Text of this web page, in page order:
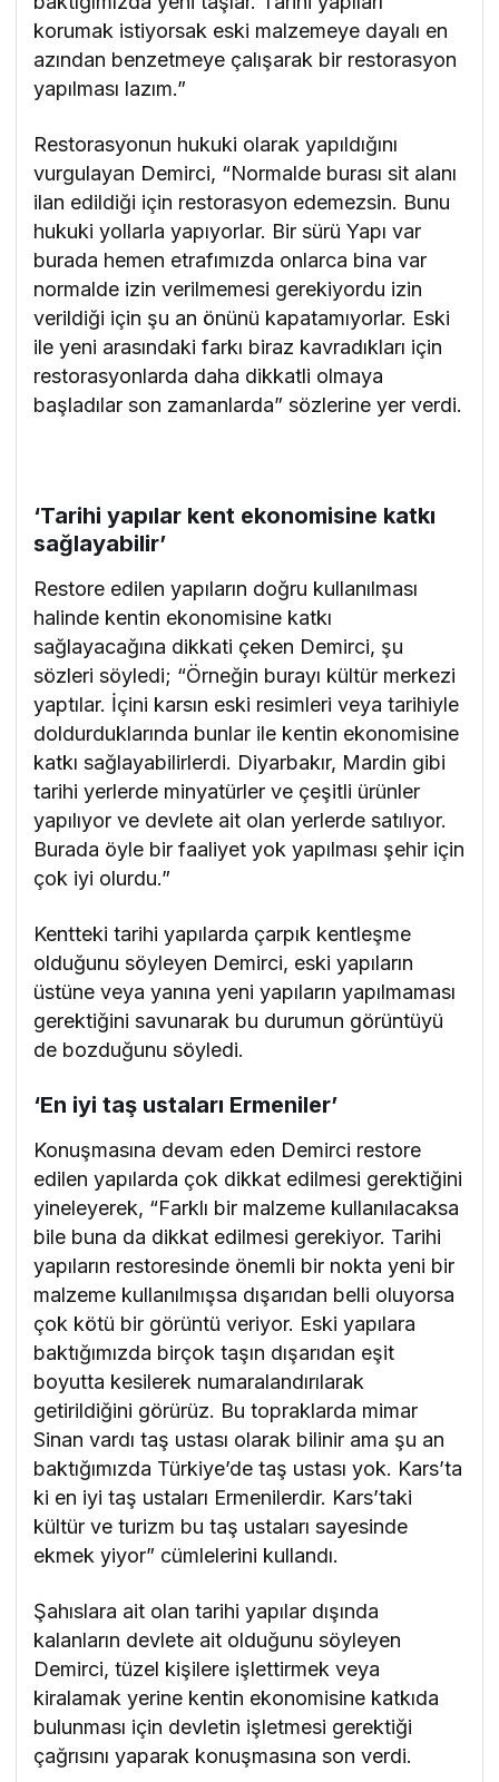
korumak istiyorsak eski malzemeye dayalı en
azından benzetmeye çalışarak bir restorasyon
yapılması lazım.”
Restorasyonun hukuki olarak yapıldığını
vurgulayan Demirci, “Normalde burası sit alanı
ilan edildiği için restorasyon edemezsin. Bunu
hukuki yollarla yapıyorlar. Bir sürü Yapı var
burada hemen etrafımızda onlarca bina var
normalde izin verilmemesi gerekiyordu izin
verildiği için şu an önünü kapatamıyorlar. Eski
ile yeni arasındaki farkı biraz kavradıkları için
restorasyonlarda daha dikkatli olmaya
başladılar son zamanlarda” sözlerine yer verdi.
‘Tarihi yapılar kent ekonomisine katkı
sağlayabilir’
Restore edilen yapıların doğru kullanılması
halinde kentin ekonomisine katkı
sağlayacağına dikkati çeken Demirci, şu
sözleri söyledi; “Örneğin burayı kültür merkezi
yaptılar. İçini karsın eski resimleri veya tarihiyle
doldurduklarında bunlar ile kentin ekonomisine
katkı sağlayabilirlerdi. Diyarbakır, Mardin gibi
tarihi yerlerde minyatürler ve çeşitli ürünler
yapılıyor ve devlete ait olan yerlerde satılıyor.
Burada öyle bir faaliyet yok yapılması şehir için
çok iyi olurdu.”
Kentteki tarihi yapılarda çarpık kentleşme
olduğunu söyleyen Demirci, eski yapıların
üstüne veya yanına yeni yapıların yapılmaması
gerektiğini savunarak bu durumun görüntüyü
de bozduğunu söyledi.
‘En iyi taş ustaları Ermeniler’
Konuşmasına devam eden Demirci restore
edilen yapılarda çok dikkat edilmesi gerektiğini
yineleyerek, “Farklı bir malzeme kullanılacaksa
bile buna da dikkat edilmesi gerekiyor. Tarihi
yapıların restoresinde önemli bir nokta yeni bir
malzeme kullanılmışsa dışarıdan belli oluyorsa
çok kötü bir görüntü veriyor. Eski yapılara
baktığımızda birçok taşın dışarıdan eşit
boyutta kesilerek numaralandırılarak
getirildiğini görürüz. Bu topraklarda mimar
Sinan vardı taş ustası olarak bilinir ama şu an
baktığımızda Türkiye’de taş ustası yok. Kars’ta
ki en iyi taş ustaları Ermenilerdir. Kars’taki
kültür ve turizm bu taş ustaları sayesinde
ekmek yiyor” cümlelerini kullandı.
Şahıslara ait olan tarihi yapılar dışında
kalanların devlete ait olduğunu söyleyen
Demirci, tüzel kişilere işlettirmek veya
kiralamak yerine kentin ekonomisine katkıda
bulunması için devletin işletmesi gerektiği
çağrısını yaparak konuşmasına son verdi.